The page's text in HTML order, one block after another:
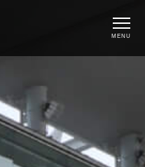
MENU